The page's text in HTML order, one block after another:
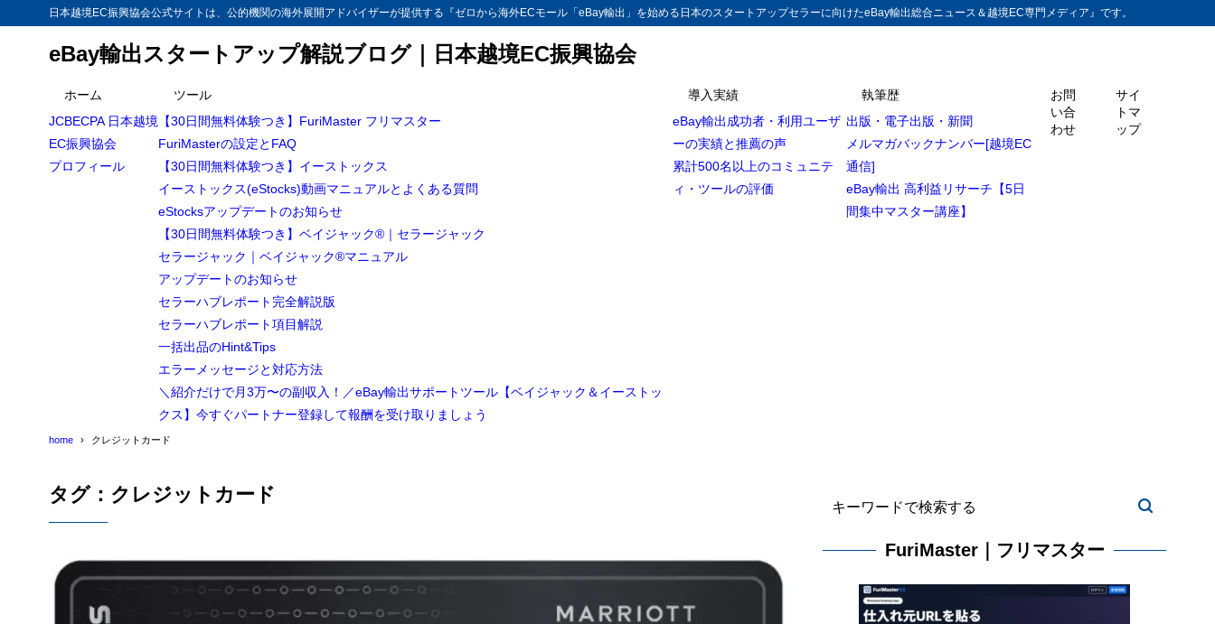
日本越境EC振興協会公式サイトは、公的機関の海外展開アドバイザーが提供する『ゼロから海外ECモール「eBay輸出」を始める日本のスタートアップセラーに向けたeBay輸出総合ニュース＆越境EC専門メディア』です。
eBay輸出スタートアップ解説ブログ｜日本越境EC振興協会
ホーム
JCBECPA 日本越境
EC振興協会
プロフィール
ツール
【30日間無料体験つき】FuriMaster フリマスター
FuriMasterの設定とFAQ
【30日間無料体験つき】イーストックス
イーストックス(eStocks)動画マニュアルとよくある質問
eStocksアップデートのお知らせ
【30日間無料体験つき】ベイジャック®｜セラージャック
セラージャック｜ベイジャック®マニュアル
アップデートのお知らせ
セラーハブレポート完全解説版
セラーハブレポート項目解説
一括出品のHint&Tips
エラーメッセージと対応方法
＼紹介だけで月3万〜の副収入！／eBay輸出サポートツール【ベイジャック＆イーストッ
クス】今すぐパートナー登録して報酬を受け取りましょう
導入実績
eBay輸出成功者・利用ユーザ
ーの実績と推薦の声
累計500名以上のコミュニテ
ィ・ツールの評価
執筆歴
出版・電子出版・新聞
メルマガバックナンバー[越境EC
通信]
eBay輸出 高利益リサーチ【5日
間集中マスター講座】
お問
い合
わせ
サイ
トマ
ップ
home クレジットカード
タグ：クレジットカード
FuriMaster｜フリマスター